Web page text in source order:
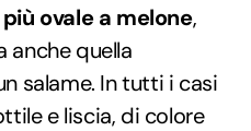
più ovale a melone,
anche quella
salame. In tutti i casi
e liscia, di colore